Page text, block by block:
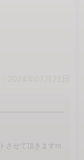
させて頂きますm